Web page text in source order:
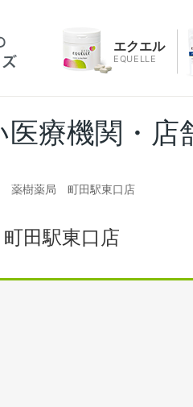
エクエル
EQUELLE
医療機関・店
薬樹薬局 町田駅東口店
田駅東口店